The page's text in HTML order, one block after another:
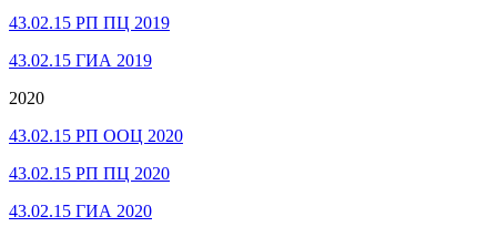
43.02.15 РП ПЦ 2019
43.02.15 ГИА 2019
2020
43.02.15 РП ООЦ 2020
43.02.15 РП ПЦ 2020
43.02.15 ГИА 2020